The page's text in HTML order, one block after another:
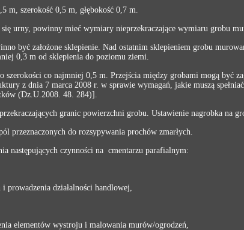
m, szerokość 0,5 m, głębokość 0,7 m.
urny, powinny mieć wymiary nieprzekraczające wymiaru grobu
być założone sklepienie. Nad ostatnim sklepieniem grobu
0,3 m od sklepienia do poziomu ziemi.
co najmniej 0,5 m. Przejścia między grobami mogą być
z dnia 7 marca 2008 r. w sprawie wymagań, jakie muszą spełniać
(Dz.U.2008. 48. 284)].
granic powierzchni grobu. Ustawienie nagrobka na
przeznaczonych do rozsypywania prochów zmarłych.
następujących czynności na cmentarzu parafialnym:
działalności handlowej,
elementów wystroju i malowania murów/ogrodzeń,